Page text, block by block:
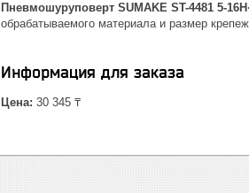
Пневмошуруповерт SUMAKE ST-4481 5-
обрабатываемого материала и размер
Информация для заказа
Цена: 30 345 ₸